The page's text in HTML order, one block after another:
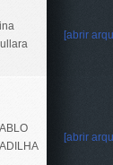
[abrir
[abrir